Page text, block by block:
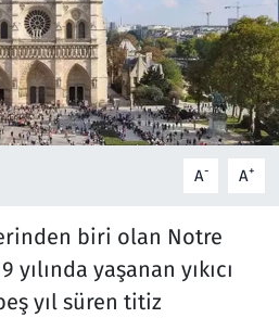
A- A+
biri olan Notre
yılında yaşanan yıkıcı
yıl süren titiz